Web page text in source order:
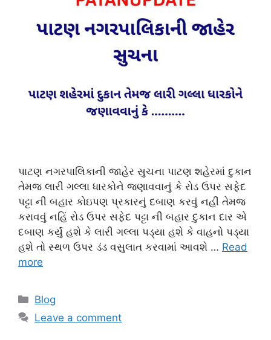
પાટણ નગરપાલિકાની જાહેર સુચના પાટણ શહેરમાં દુકાન
તેમજ લારી ગલ્લા ધારકોને જણાવવાનું કે રોડ ઉપર સફેદ
પટ્ટા ની બહાર કોઇપણ પ્રકારનું દબાણ કરવું નહીં તેમજ
કરાવવું નહિં રોડ ઉપર સફેદ પટ્ટા ની બહાર દુકાન દાર એ
દબાણ કર્યું હશે કે લારી ગલ્લા પડ્યા હશે કે વાહનો પડ્યા
હશે તો સ્થળ ઉપર ડંડ વસુલાત કરવામાં આવશે … Read
more
Categories
Blog
Leave a comment